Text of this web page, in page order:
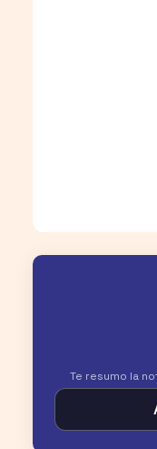
Te resumo la